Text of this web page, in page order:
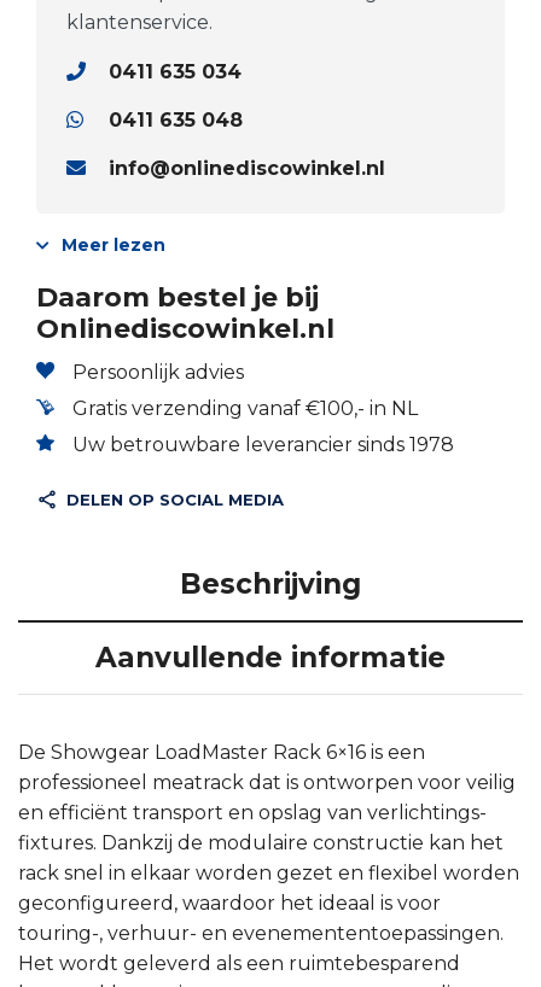
klantenservice.
0411 635 034
0411 635 048
info@onlinediscowinkel.nl
Meer lezen
Daarom bestel je bij
Onlinediscowinkel.nl
Persoonlijk advies
Gratis verzending vanaf €100,- in NL
Uw betrouwbare leverancier sinds 1978
DELEN OP SOCIAL MEDIA
Beschrijving
Aanvullende informatie
De Showgear LoadMaster Rack 6×16 is een
professioneel meatrack dat is ontworpen voor veilig
en efficiënt transport en opslag van verlichtings-
fixtures. Dankzij de modulaire constructie kan het
rack snel in elkaar worden gezet en flexibel worden
geconfigureerd, waardoor het ideaal is voor
touring-, verhuur- en evenemententoepassingen.
Het wordt geleverd als een ruimtebesparend